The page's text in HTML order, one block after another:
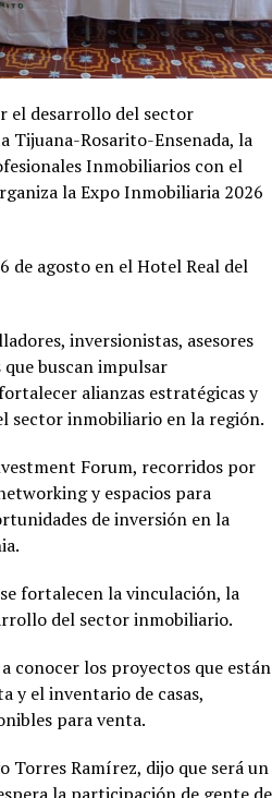
el desarrollo del sector
Tijuana-Rosarito-Ensenada, la
Inmobiliarios con el
la Expo Inmobiliaria 2026
de agosto en el HotelReal del
inversionistas, asesores
buscan impulsar
alianzas estratégicas y
sector inmobiliario en la región.
Forum, recorridos por
y espacios para
de inversión en la
fortalecen la vinculación, la
del sector inmobiliario.
conocer los proyectos que están
y el inventario de casas,
para venta.
Torres Ramírez, dijo que será un